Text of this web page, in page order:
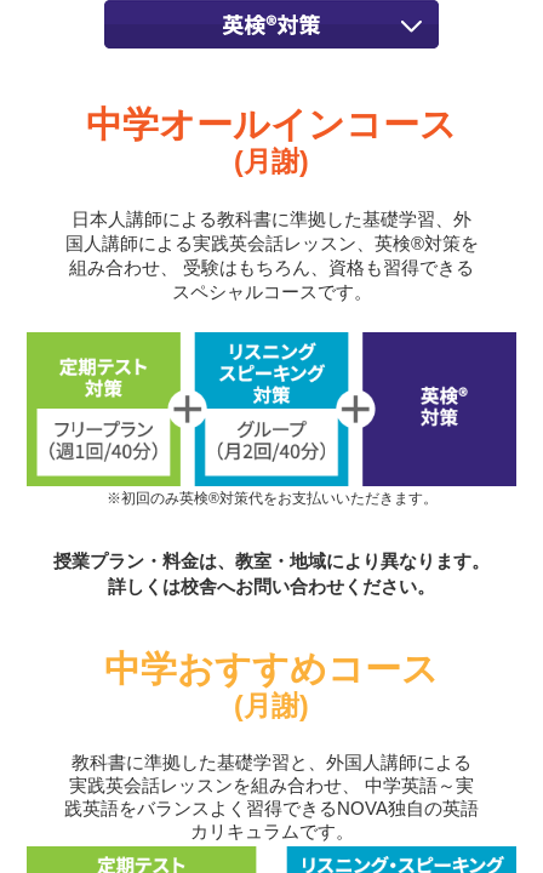
中学オールインコース
(月謝)
日本人講師による教科書に準拠した基礎学習、外
国人講師による実践英会話レッスン、英検®対策を
組み合わせ、
受験はもちろん、資格も習得できる
スペシャルコースです。
※初回のみ英検®対策代をお支払いいただきます。
授業プラン・料金は、教室・地域により異なります。
詳しくは校舎へお問い合わせください。
中学おすすめコース
(月謝)
教科書に準拠した基礎学習と、外国人講師による
実践英会話レッスンを組み合わせ、
中学英語～実
践英語をバランスよく習得できるNOVA独自の英語
カリキュラムです。